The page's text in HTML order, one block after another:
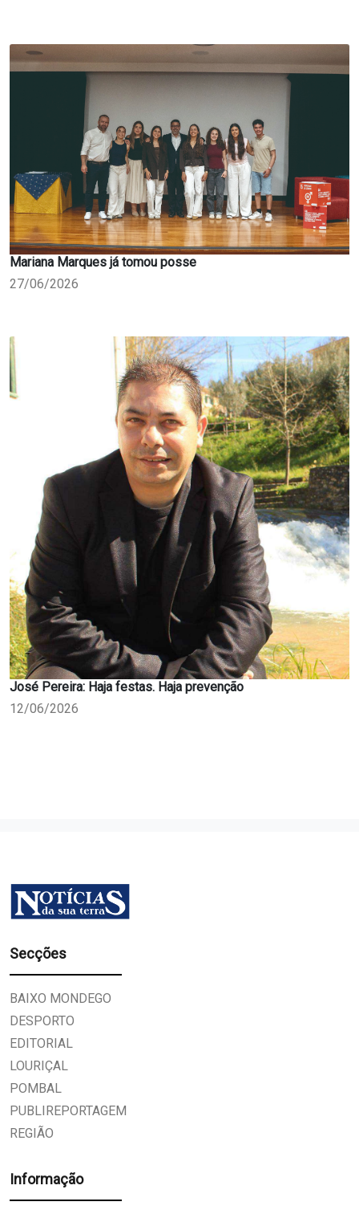
Mariana Marques já tomou posse
27/06/2026
José Pereira: Haja festas. Haja prevenção
12/06/2026
Secções
BAIXO MONDEGO
DESPORTO
EDITORIAL
LOURIÇAL
POMBAL
PUBLIREPORTAGEM
REGIÃO
Informação